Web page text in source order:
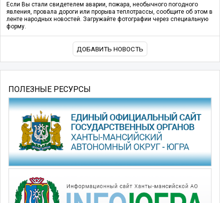
Если Вы стали свидетелем аварии, пожара, необычного погодного
явления, провала дороги или прорыва теплотрассы, сообщите об этом в
ленте народных новостей. Загружайте фотографии через специальную
форму.
ДОБАВИТЬ НОВОСТЬ
ПОЛЕЗНЫЕ РЕСУРСЫ